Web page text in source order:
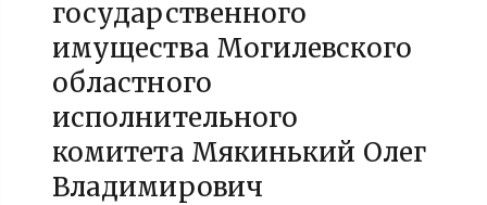
государственного
имущества Могилевского
областного
исполнительного
комитета Мякинький Олег
Владимирович